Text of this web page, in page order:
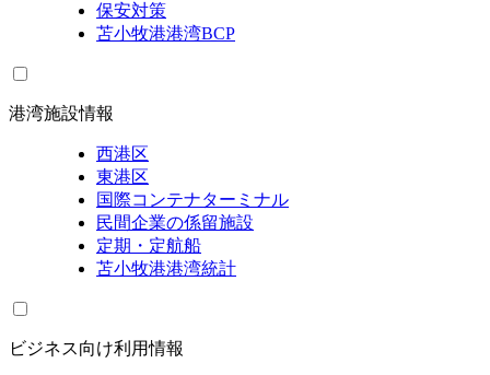
保安対策
苫小牧港港湾BCP
港湾施設情報
西港区
東港区
国際コンテナターミナル
民間企業の係留施設
定期・定航船
苫小牧港港湾統計
ビジネス向け利用情報